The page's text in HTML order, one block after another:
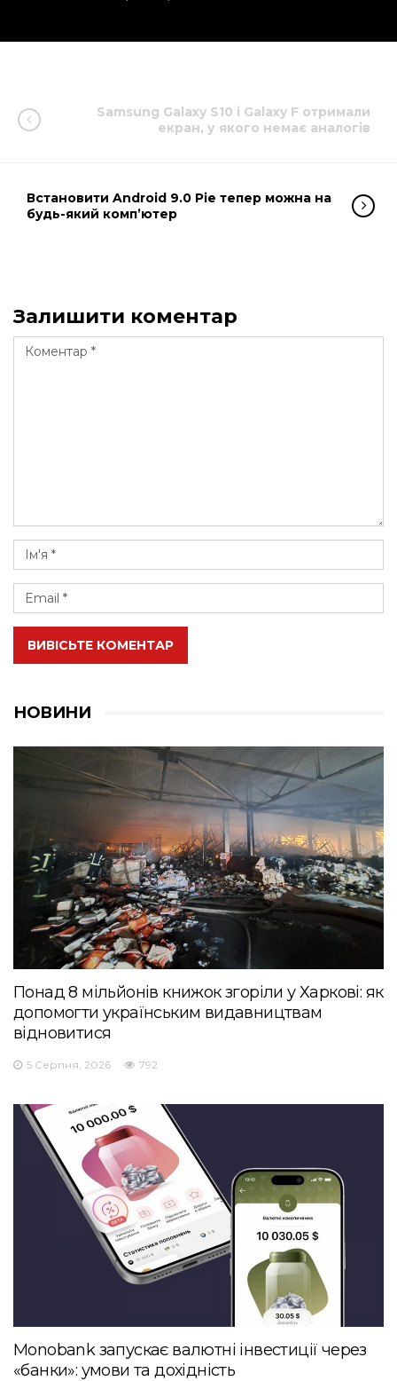
Samsung Galaxy S10 і Galaxy F отримали
екран, у якого немає аналогів
Встановити Android 9.0 Pie тепер можна на
будь-який комп’ютер
Залишити коментар
ВИВІСЬТЕ КОМЕНТАР
НОВИНИ
Понад 8 мільйонів книжок згоріли у Харкові: як
допомогти українським видавництвам
відновитися
5 Серпня, 2026 792
Monobank запускає валютні інвестиції через
«банки»: умови та дохідність